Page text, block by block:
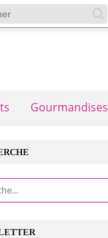
Gourmandises